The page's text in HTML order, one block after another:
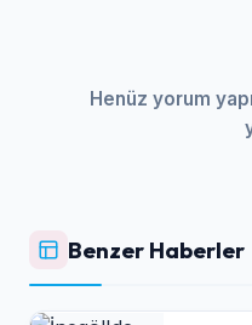
Henüz yorum
Benzer Haberler